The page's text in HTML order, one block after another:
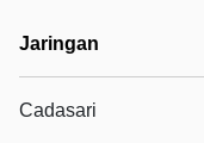
Jaringan
Cadasari